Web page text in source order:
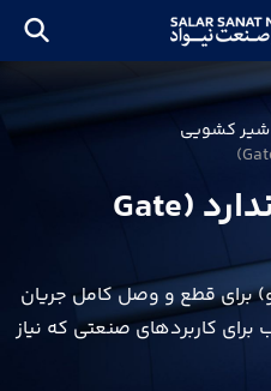
شیر کشویی
شیر کشویی استاندارد (Gate
برای قطع و وصل کامل جریان
کاربردهای صنعتی که نیاز